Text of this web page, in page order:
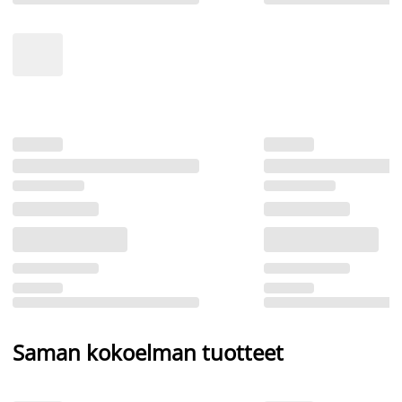
Saman kokoelman tuotteet